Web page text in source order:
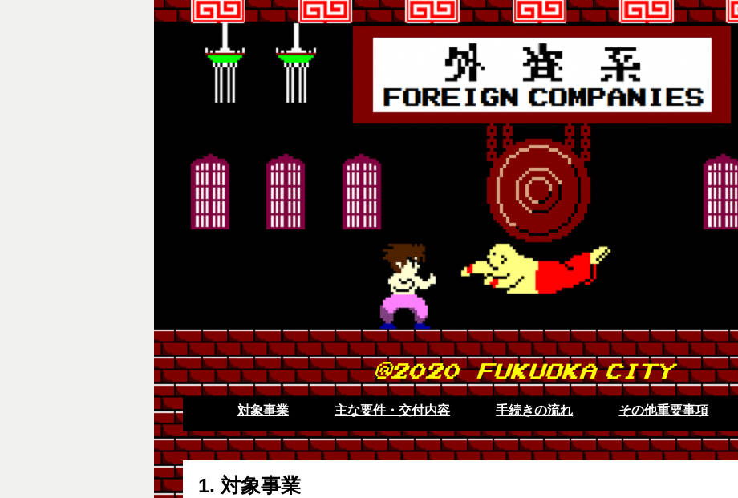
対象事業 主な要件・交付内容 手続きの流れ その他重要事項
1. 対象事業